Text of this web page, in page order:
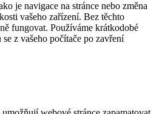
je navigace na stránce nebo změna
vašeho zařízení. Bez těchto
fungovat. Používáme krátkodobé
z vašeho počítače po zavření